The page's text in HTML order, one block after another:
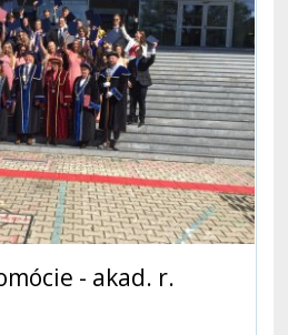
- akad. r.